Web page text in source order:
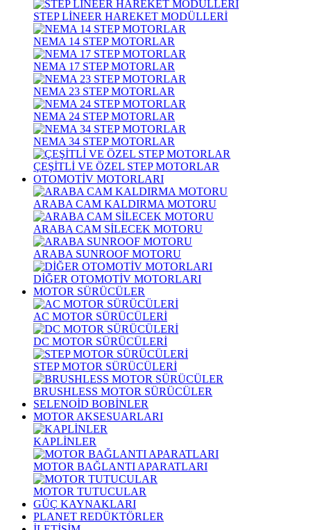
STEP LİNEER HAREKET MODÜLLERİ
NEMA 14 STEP MOTORLAR
NEMA 17 STEP MOTORLAR
NEMA 23 STEP MOTORLAR
NEMA 24 STEP MOTORLAR
NEMA 34 STEP MOTORLAR
ÇEŞİTLİ VE ÖZEL STEP MOTORLAR
OTOMOTİV MOTORLARI
ARABA CAM KALDIRMA MOTORU
ARABA CAM SİLECEK MOTORU
ARABA SUNROOF MOTORU
DİĞER OTOMOTİV MOTORLARI
MOTOR SÜRÜCÜLER
AC MOTOR SÜRÜCÜLERİ
DC MOTOR SÜRÜCÜLERİ
STEP MOTOR SÜRÜCÜLERİ
BRUSHLESS MOTOR SÜRÜCÜLER
SELENOİD BOBİNLER
MOTOR AKSESUARLARI
KAPLİNLER
MOTOR BAĞLANTI APARATLARI
MOTOR TUTUCULAR
GÜÇ KAYNAKLARI
PLANET REDÜKTÖRLER